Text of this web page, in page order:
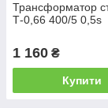
Трансформатор
Т-0,66 400/5 0,5s
1 160 ₴
Купити